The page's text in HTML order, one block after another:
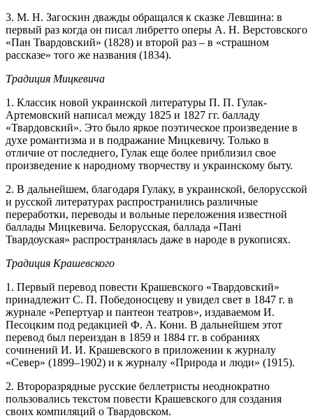
3. М. Н. Загоскин дважды обращался к сказке Левшина: в
первый раз когда он писал либретто оперы А. Н. Верстовского
«Пан Твардовский» (1828) и второй раз – в «страшном
рассказе» того же названия (1834).
Традиция Мицкевича
1. Классик новой украинской литературы П. П. Гулак-
Артемовский написал между 1825 и 1827 гг. балладу
«Твардовский». Это было яркое поэтическое произведение в
духе романтизма и в подражание Мицкевичу. Только в
отличие от последнего, Гулак еще более приблизил свое
произведение к народному творчеству и украинскому быту.
2. В дальнейшем, благодаря Гулаку, в украинской, белорусской
и русской литературах распространились различные
переработки, переводы и вольные переложения известной
баллады Мицкевича. Белорусская, баллада «Пані
Твардоуская» распространялась даже в народе в рукописях.
Традиция Крашевского
1. Первый перевод повести Крашевского «Твардовский»
принадлежит С. П. Победоносцеву и увидел свет в 1847 г. в
журнале «Репертуар и пантеон театров», издаваемом И.
Песоцким под редакцией Ф. А. Кони. В дальнейшем этот
перевод был переиздан в 1859 и 1884 гг. в собраниях
сочинений И. И. Крашевского в приложении к журналу
«Север» (1899–1902) и к журналу «Природа и люди» (1915).
2. Второразрядные русские беллетристы неоднократно
пользовались текстом повести Крашевского для создания
своих компиляций о Твардовском.